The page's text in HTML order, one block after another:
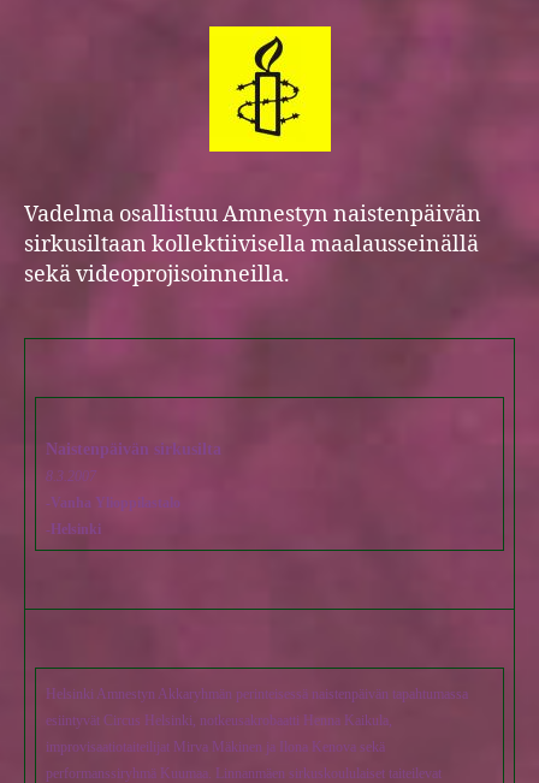
Vadelma osallistuu Amnestyn naistenpäivän
sirkusiltaan kollektiivisella maalausseinällä
sekä videoprojisoinneilla.
Naistenpäivän sirkusilta
8.3.2007
-Vanha Ylioppilastalo
-Helsinki
Helsinki Amnestyn Akkaryhmän perinteisessä naistenpäivän tapahtumassa
esiintyvät Circus Helsinki, notkeusakrobaatti Henna Kaikula,
improvisaatiotaiteilijat Mirva Mäkinen ja Ilona Kenova sekä
performanssiryhmä Kuumaa. Linnanmäen sirkuskoululaiset taiteilevat